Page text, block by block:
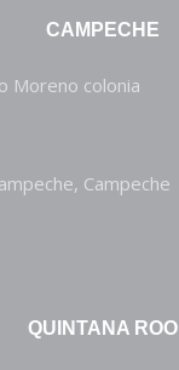
CAMPECHE
Moreno colonia
Campeche
QUINTANA ROO